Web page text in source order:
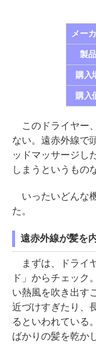
メー
製
購入
購入
このドライヤー
ない。遠赤外線で
ッドマッサージし
しまうというもの
いったいどんな
た。
遠赤外線が髪を
まずは、ドライ
ド」からチェック
い熱風を吹き出す
近づけすぎたり、
るといわれている
ばかりの髪を乾か